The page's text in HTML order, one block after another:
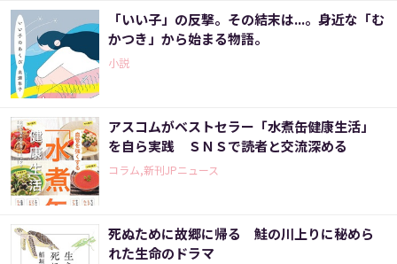
「いい子」の反撃。その結末は...。身近な「む
かつき」から始まる物語。
小説
アスコムがベストセラー「水煮缶健康生活」
を自ら実践 ＳＮＳで読者と交流深める
コラム,新刊JPニュース
死ぬために故郷に帰る 鮭の川上りに秘めら
れた生命のドラマ